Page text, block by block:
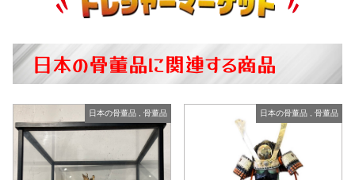
日本の骨董品に関連する商品
日本の骨董品, 骨董品 日本の骨董品 骨董品